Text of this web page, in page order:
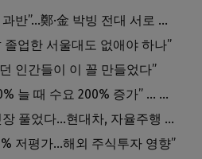
“게임 끝났다” vs “내가 과반”…鄭·金 박빙 전대 서로 우위 주장
업한 서울대도 없애야 하나”
인간들이 이 꼴 만들었다”
머스크 “메모리 생산 20% 늘 때 수요 200% 증가” … 반도체 매출 1조달러 눈 앞
엔비디아, ‘알파마요’ 빗장 풀었다…현대차, 자율주행 속도내나
저평가…해외 주식투자 영향”